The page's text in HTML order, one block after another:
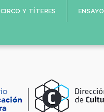
CIRCO Y TÍTERES ENSAYO